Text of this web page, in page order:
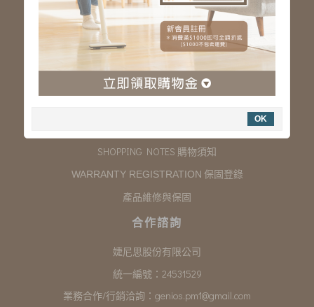
服務專線：03-323-2180
客服信箱 :genios.service@gmail.com
服務時間：星期一至星期五 上午9:00~下午6:00
例假日休假
購物說明
SHOPPING NOTES 購物須知
WARRANTY REGISTRATION 保固登錄
產品維修與保固
合作諮詢
婕尼思股份有限公司
統一編號：24531529
業務合作/行銷洽詢： genios.pm1@gmail.com
OK